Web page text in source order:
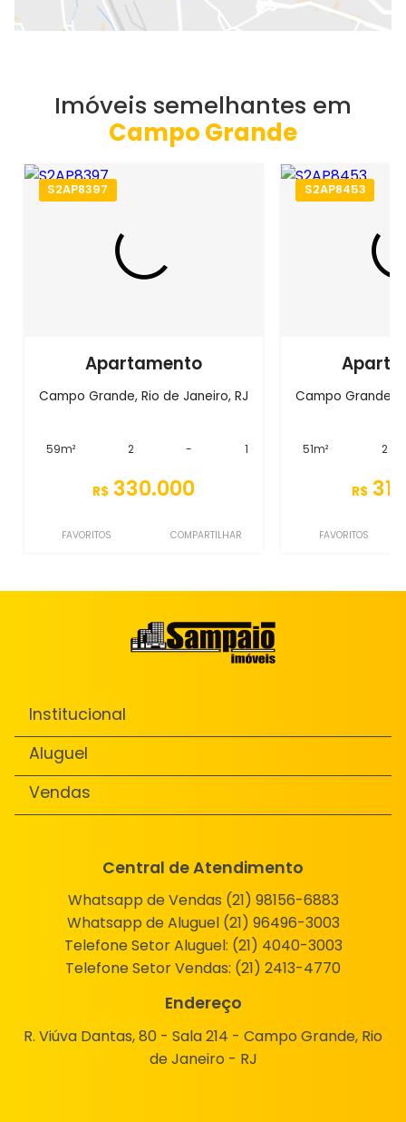
Imóveis semelhantes em
Campo Grande
S2AP8397
Apartamento
Campo Grande, Rio de Janeiro, RJ
59m² 2 - 1
R$ 330.000
FAVORITOS COMPARTILHAR
S2AP8453
Campo Grande,
51m² 2
R$
FAVORITOS
Institucional
Aluguel
Vendas
Central de Atendimento
Whatsapp de Vendas (21) 98156-6883
Whatsapp de Aluguel (21) 96496-3003
Telefone Setor Aluguel: (21) 4040-3003
Telefone Setor Vendas: (21) 2413-4770
Endereço
R. Viúva Dantas, 80 - Sala 214 - Campo Grande, Rio
de Janeiro - RJ